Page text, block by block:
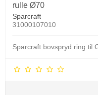
rulle Ø70
Sparcraft
31000107010
Sparcraft bovspryd ring til